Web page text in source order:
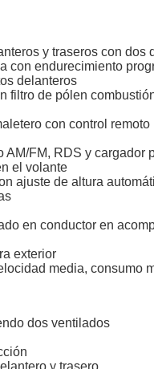
y traseros con dos
con endurecimiento
delanteros
filtro de pólen
con control remoto
AM/FM, RDS y
el volante
ajuste de altura
en conductor en
exterior
media, consumo
dos ventilados